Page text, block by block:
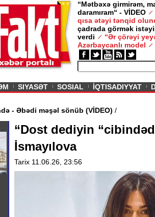
“Mətbəxə girmirəm,
daramıram“ - VİDEO
qısa ətəyi tənqid
çadrada görmək
verdi
“Ər çörəyi
Azərbaycanlı model
SIYASƏT SOSIAL İQTISADIYYAT
içində - Əbədi məşəl sönüb (VİDEO)
“Dost dediyin
İsmayılova
Tarix 11.06.26, 23:56